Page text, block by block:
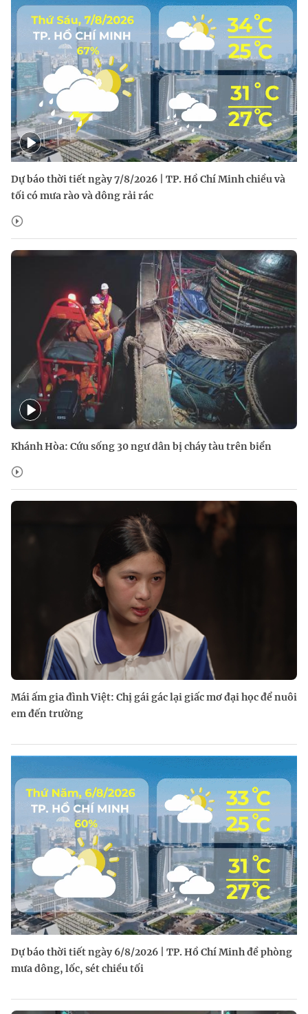
Dự báo thời tiết ngày 7/8/2026 | TP. Hồ Chí Minh chiều và
tối có mưa rào và dông rải rác
Khánh Hòa: Cứu sống 30 ngư dân bị cháy tàu trên biển
Mái ấm gia đình Việt: Chị gái gác lại giấc mơ đại học để nuôi
em đến trường
Dự báo thời tiết ngày 6/8/2026 | TP. Hồ Chí Minh đề phòng
mưa dông, lốc, sét chiều tối